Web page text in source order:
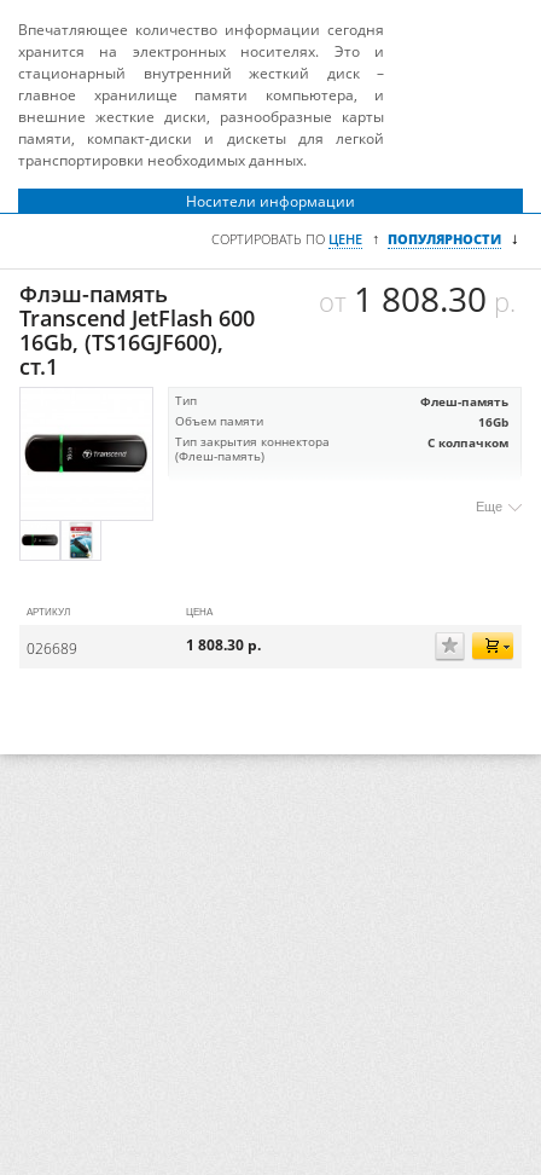
Впечатляющее количество информации сегодня
хранится на электронных носителях. Это и
стационарный внутренний жесткий диск –
главное хранилище памяти компьютера, и
внешние жесткие диски, разнообразные карты
памяти, компакт-диски и дискеты для легкой
транспортировки необходимых данных.
Носители информации
СОРТИРОВАТЬ ПО ЦЕНЕ ↑ ПОПУЛЯРНОСТИ ↓
Флэш-память
Transcend JetFlash 600
16Gb, (TS16GJF600),
ст.1
от 1 808.30 р.
Тип Флеш-память
Объем памяти 16Gb
Тип закрытия коннектора
(Флеш-память)
С колпачком
Еще
АРТИКУЛ ЦЕНА
026689 1 808.30 р.